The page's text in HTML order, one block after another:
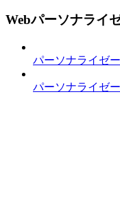
Webパーソナライ
パーソナライゼ
パーソナライゼ